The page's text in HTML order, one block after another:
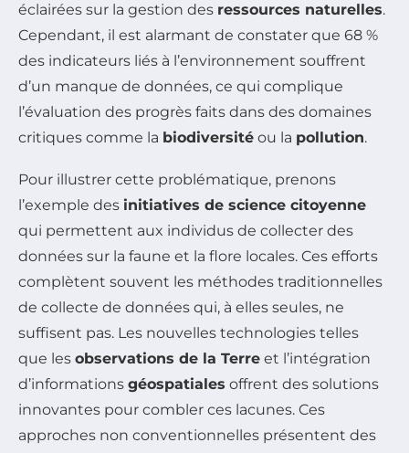
éclairées sur la gestion des ressources naturelles.
Cependant, il est alarmant de constater que 68 %
des indicateurs liés à l’environnement souffrent
d’un manque de données, ce qui complique
l’évaluation des progrès faits dans des domaines
critiques comme la biodiversité ou la pollution.
Pour illustrer cette problématique, prenons
l’exemple des initiatives de science citoyenne
qui permettent aux individus de collecter des
données sur la faune et la flore locales. Ces efforts
complètent souvent les méthodes traditionnelles
de collecte de données qui, à elles seules, ne
suffisent pas. Les nouvelles technologies telles
que les observations de la Terre et l’intégration
d’informations géospatiales offrent des solutions
innovantes pour combler ces lacunes. Ces
approches non conventionnelles présentent des